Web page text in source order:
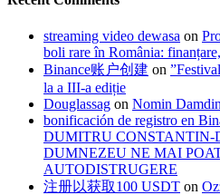
streaming video dewasa on
boli rare în România:
Binance账户创建 on
la a III-a ediție
Douglassag on Nomin
bonificación de registro en
DUMITRU CONSTANTIN-
DUMNEZEU NE MAI
AUTODISTRUGERE
注册以获取100 USDT on